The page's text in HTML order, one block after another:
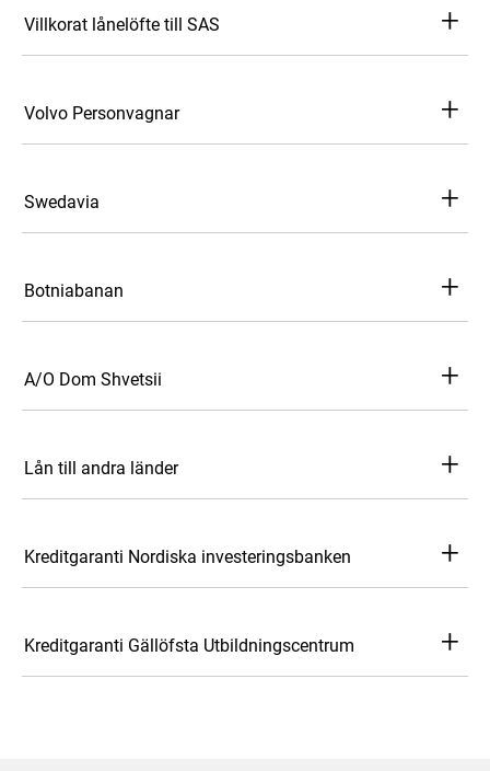
Villkorat lånelöfte till SAS +
Volvo Personvagnar +
Swedavia +
Botniabanan +
A/O Dom Shvetsii +
Lån till andra länder +
Kreditgaranti Nordiska investeringsbanken +
Kreditgaranti Gällöfsta Utbildningscentrum +